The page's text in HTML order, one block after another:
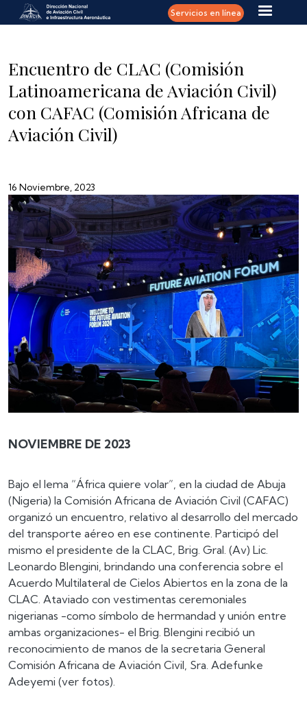
Pasar al contenido principal Servicios en línea
Encuentro de CLAC (Comisión
Latinoamericana de Aviación Civil)
con CAFAC (Comisión Africana de
Aviación Civil)
16 Noviembre, 2023
NOVIEMBRE DE 2023
Bajo el lema “África quiere volar”, en la ciudad de Abuja
(Nigeria) la Comisión Africana de Aviación Civil (CAFAC)
organizó un encuentro, relativo al desarrollo del mercado
del transporte aéreo en ese continente. Participó del
mismo el presidente de la CLAC, Brig. Gral. (Av) Lic.
Leonardo Blengini, brindando una conferencia sobre el
Acuerdo Multilateral de Cielos Abiertos en la zona de la
CLAC. Ataviado con vestimentas ceremoniales
nigerianas -como símbolo de hermandad y unión entre
ambas organizaciones- el Brig. Blengini recibió un
reconocimiento de manos de la secretaria General
Comisión Africana de Aviación Civil, Sra. Adefunke
Adeyemi (ver fotos).